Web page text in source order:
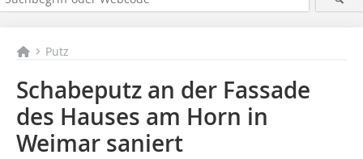
Putz
Schabeputz an der Fassade
des Hauses am Horn in
Weimar saniert